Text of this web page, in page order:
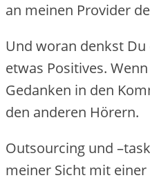
an meinen Provider
Und woran denkst
etwas Positives.
Gedanken in den
den anderen Hörern.
Outsourcing und
meiner Sicht mit einer